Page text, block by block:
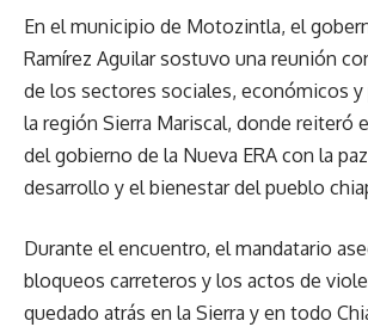
En el municipio de Motozintla, el
Ramírez Aguilar sostuvo una reunión
de los sectores sociales, económicos
la región Sierra Mariscal, donde reiteró
del gobierno de la Nueva ERA con la
desarrollo y el bienestar del pueblo
Durante el encuentro, el mandatario
bloqueos carreteros y los actos de
quedado atrás en la Sierra y en todo